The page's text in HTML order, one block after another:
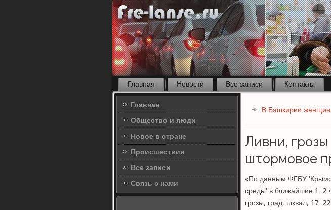
Главная Новости Все записи
Контакты
Главная
Общество и люди
Новое в стране
Происшествия
Все записи
Связь с нами
В Башкирии
Ливни,
штормовое
«По данным ФГБУ
среды' в ближайшие 1−2
грозы, град, шквал,